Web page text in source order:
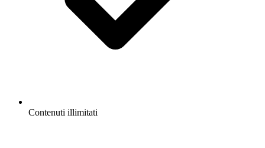
Contenuti illimitati